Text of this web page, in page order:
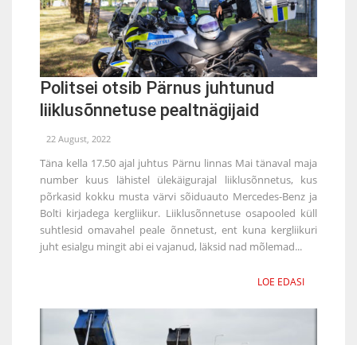
Politsei otsib Pärnus juhtunud
liiklusõnnetuse pealtnägijaid
22 August, 2022
Täna kella 17.50 ajal juhtus Pärnu linnas Mai tänaval maja
number kuus lähistel ülekäigurajal liiklusõnnetus, kus
põrkasid kokku musta värvi sõiduauto Mercedes-Benz ja
Bolti kirjadega kergliikur. Liiklusõnnetuse osapooled küll
suhtlesid omavahel peale õnnetust, ent kuna kergliikuri
juht esialgu mingit abi ei vajanud, läksid nad mõlemad...
LOE EDASI